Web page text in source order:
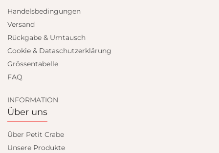
Handelsbedingungen
Versand
Rückgabe & Umtausch
Cookie & Dataschutzerklärung
Grössentabelle
FAQ
INFORMATION
Über uns
Über Petit Crabe
Unsere Produkte